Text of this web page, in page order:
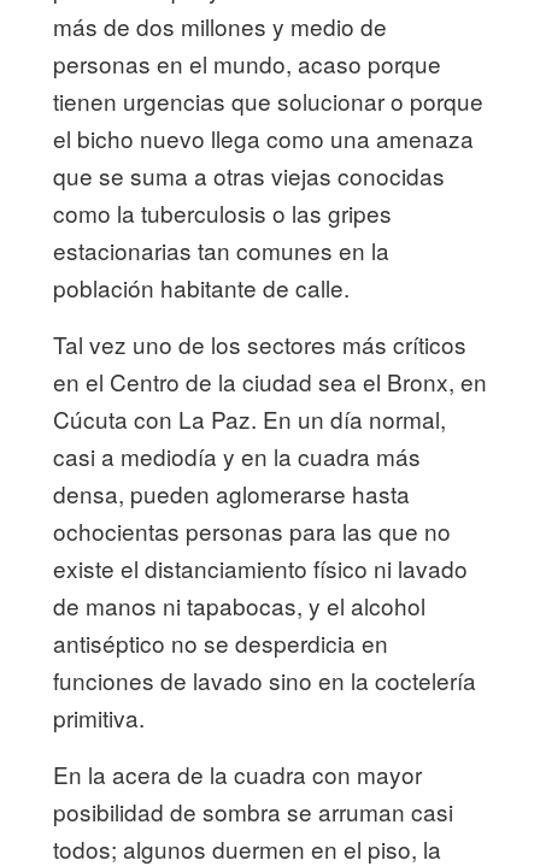
más de dos millones y medio de
personas en el mundo, acaso porque
tienen urgencias que solucionar o porque
el bicho nuevo llega como una amenaza
que se suma a otras viejas conocidas
como la tuberculosis o las gripes
estacionarias tan comunes en la
población habitante de calle.
Tal vez uno de los sectores más críticos
en el Centro de la ciudad sea el Bronx, en
Cúcuta con La Paz. En un día normal,
casi a mediodía y en la cuadra más
densa, pueden aglomerarse hasta
ochocientas personas para las que no
existe el distanciamiento físico ni lavado
de manos ni tapabocas, y el alcohol
antiséptico no se desperdicia en
funciones de lavado sino en la coctelería
primitiva.
En la acera de la cuadra con mayor
posibilidad de sombra se arruman casi
todos; algunos duermen en el piso, la